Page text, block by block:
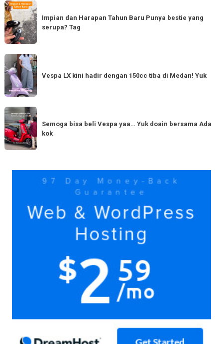
Impian
dan
Harapan
Tahun
Baru
Punya
bestie
yang
Tag
Impian dan Harapan Tahun Baru Punya bestie yang
serupa? Tag
Vespa
LX
kini
hadir
dengan
150cc
tiba
di
Vespa LX kini hadir dengan 150cc tiba di Medan! Yuk
Semoga
bisa
beli
Vespa
Yuk
Semoga bisa beli Vespa yaa… Yuk doain bersama Ada
kok